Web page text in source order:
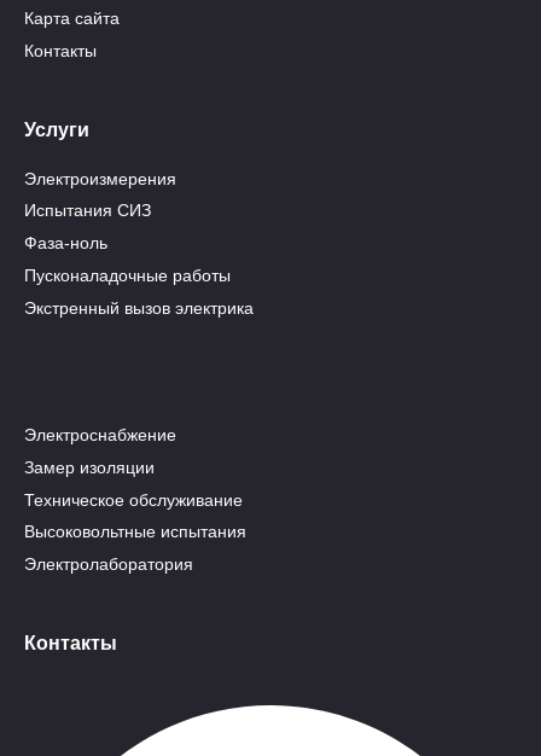
Карта сайта
Контакты
Услуги
Электроизмерения
Испытания СИЗ
Фаза-ноль
Пусконаладочные работы
Экстренный вызов электрика
Электроснабжение
Замер изоляции
Техническое обслуживание
Высоковольтные испытания
Электролаборатория
Контакты